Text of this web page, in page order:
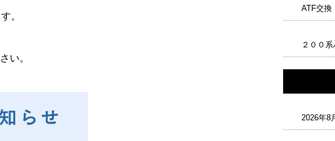
。
い。
2026年8